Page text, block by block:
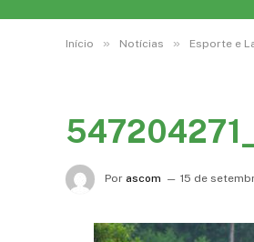
Início » Notícias » Esporte e
Por ascom 15 de